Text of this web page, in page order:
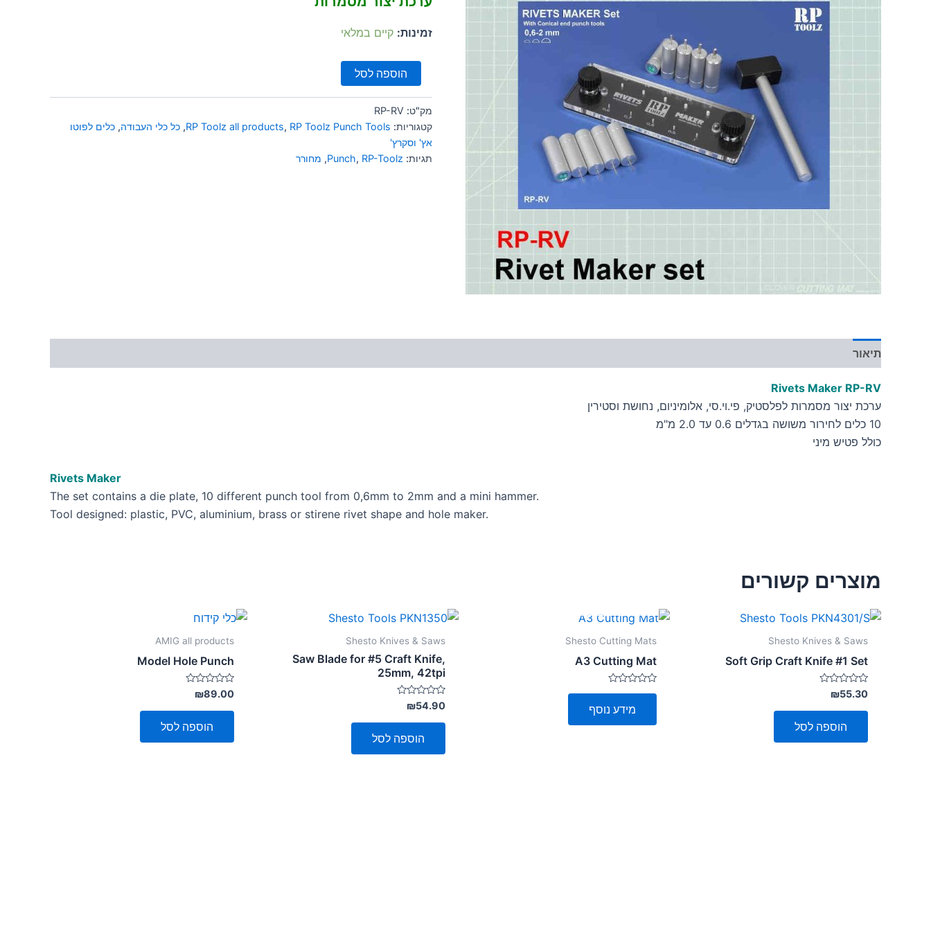
זמינות: קיים במלאי
הוספה לסל
מק"ט: RP-RV
קטגוריות:
RP Toolz all products, RP Toolz Punch Tools
, כל כלי העבודה, כלים לפוטו
אץ' וסקרץ'
תגיות:
Punch, RP-Toolz
, מחורר
תיאור
Rivets Maker RP-RV
ערכת יצור מסמרות לפלסטיק, פי.וי.סי, אלומיניום, נחושת וסטירין
10 כלים לחירור משושה בגדלים 0.6 עד 2.0 מ"מ
כולל פטיש מיני
Rivets Maker
The set contains a die plate, 10 different punch tool from 0,6mm to 2mm and a mini hammer.
Tool designed: plastic, PVC, aluminium, brass or stirene rivet shape and hole maker.
מוצרים קשורים
Shesto Knives & Saws
Soft Grip Craft Knife #1 Set
דורג
0
מתוך
₪55.30
הוספה לסל
Shesto Cutting Mats
A3 Cutting Mat
דורג
מידע נוסף
Shesto Knives & Saws
Saw Blade for #5 Craft Knife,
25mm, 42tpi
דורג
0
מתוך
₪54.90
הוספה לסל
AMIG all products
Model Hole Punch
דורג
0
מתוך
₪89.00
הוספה לסל